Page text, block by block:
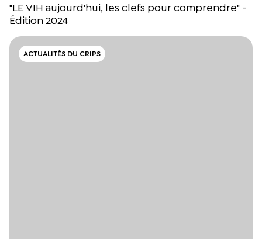
"LE VIH aujourd'hui, les clefs pour comprendre" -
Édition 2024
ACTUALITÉS DU CRIPS